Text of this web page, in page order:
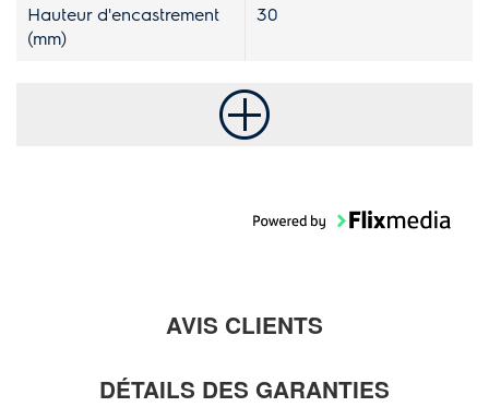
Hauteur d'encastrement
(mm)
30
AVIS CLIENTS
DÉTAILS DES GARANTIES